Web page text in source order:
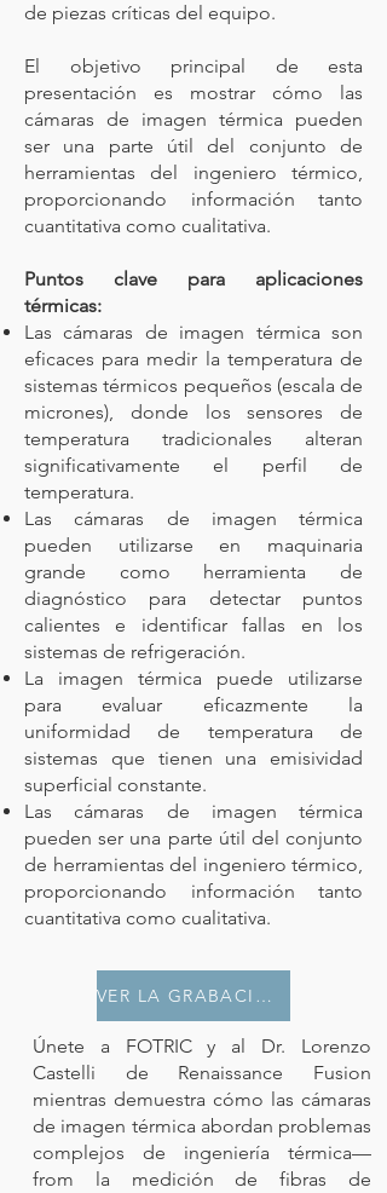
de piezas críticas del equipo.
El objetivo principal de esta
presentación es mostrar cómo las
cámaras de imagen térmica pueden
ser una parte útil del conjunto de
herramientas del ingeniero térmico,
proporcionando información tanto
cuantitativa como cualitativa.
Puntos clave para aplicaciones
térmicas:
Las cámaras de imagen térmica son
eficaces para medir la temperatura de
sistemas térmicos pequeños (escala de
micrones), donde los sensores de
temperatura tradicionales alteran
significativamente el perfil de
temperatura.
Las cámaras de imagen térmica
pueden utilizarse en maquinaria
grande como herramienta de
diagnóstico para detectar puntos
calientes e identificar fallas en los
sistemas de refrigeración.
La imagen térmica puede utilizarse
para evaluar eficazmente la
uniformidad de temperatura de
sistemas que tienen una emisividad
superficial constante.
Las cámaras de imagen térmica
pueden ser una parte útil del conjunto
de herramientas del ingeniero térmico,
proporcionando información tanto
cuantitativa como cualitativa.
VER LA GRABACIÓN
Únete a FOTRIC y al Dr. Lorenzo
Castelli de Renaissance Fusion
mientras demuestra cómo las cámaras
de imagen térmica abordan problemas
complejos de ingeniería térmica—
from la medición de fibras de